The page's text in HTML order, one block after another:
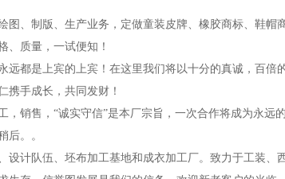
图、制版、生产业务，定做童装皮牌、橡胶商标、鞋帽
、质量，一试便知！
远都是上宾的上宾！在这里我们将以十分的真诚，百倍
携手成长，共同发财！
销售，“诚实守信”是本厂宗旨，一次合作将成为永远的
后。。
设计队伍、坯布加工基地和成衣加工厂。致力于工装、